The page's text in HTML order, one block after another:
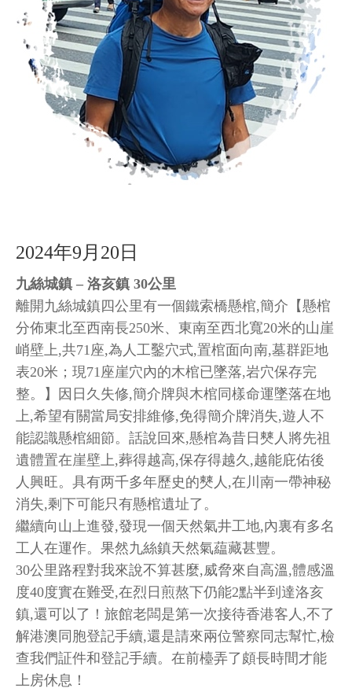
2024年9月20日
九絲城鎮 – 洛亥鎮 30公里
離開九絲城鎮四公里有一個鐵索橋懸棺,簡介【懸棺
分佈東北至西南長250米、東南至西北寬20米的山崖
峭壁上,共71座,為人工鑿穴式,置棺面向南,墓群距地
表20米；現71座崖穴內的木棺已墜落,岩穴保存完
整。】因日久失修,簡介牌與木棺同樣命運墜落在地
上,希望有關當局安排維修,免得簡介牌消失,遊人不
能認識懸棺細節。話說回來,懸棺為昔日僰人將先祖
遺體置在崖壁上,葬得越高,保存得越久,越能庇佑後
人興旺。具有两千多年歷史的僰人,在川南一帶神秘
消失,剩下可能只有懸棺遺址了。
繼續向山上進發,發現一個天然氣井工地,內裏有多名
工人在運作。果然九絲鎮天然氣藴藏甚豐。
30公里路程對我來說不算甚麼,威脅來自高溫,體感溫
度40度實在難受,在烈日煎熬下仍能2點半到達洛亥
鎮,還可以了！旅館老闆是第一次接待香港客人,不了
解港澳同胞登記手續,還是請來兩位警察同志幫忙,檢
查我們証件和登記手續。在前檯弄了頗長時間才能
上房休息 ！